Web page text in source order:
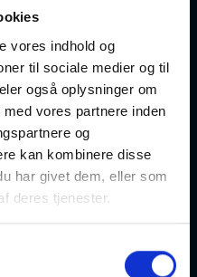
vores indhold og
til sociale medier og til
også oplysninger om
vores partnere inden
og
kan kombinere disse
har givet dem, eller som
deres tjenester.
14:15 Tirsdag
Optager løbende